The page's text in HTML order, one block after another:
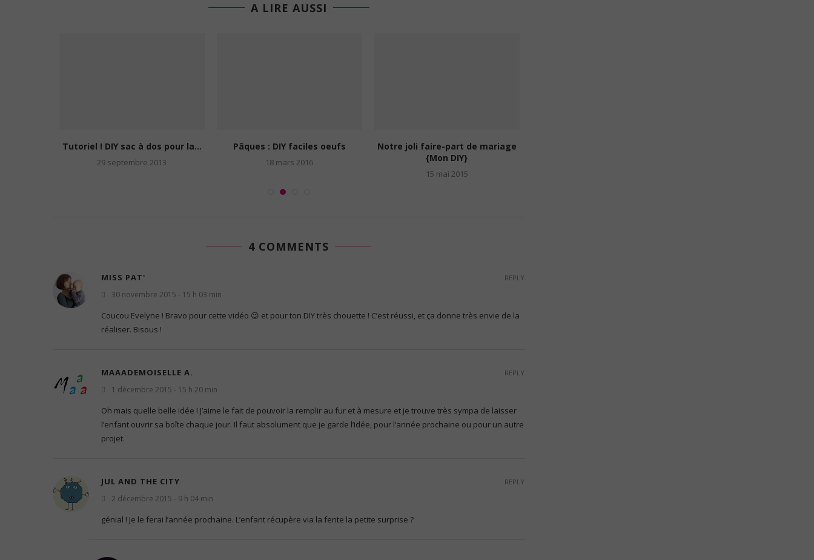
A LIRE AUSSI
Tutoriel ! DIY sac à dos pour la...
29 septembre 2013
Pâques : DIY faciles oeufs
18 mars 2016
Notre joli faire-part de mariage
{Mon DIY}
15 mai 2015
4 COMMENTS
MISS PAT'
30 novembre 2015 - 15 h 03 min
Coucou Evelyne ! Bravo pour cette vidéo 😉 et pour ton DIY très chouette ! C’est réussi, et ça donne très envie de la
réaliser. Bisous !
REPLY
MAAADEMOISELLE A.
1 décembre 2015 - 15 h 20 min
Oh mais quelle belle idée ! J’aime le fait de pouvoir la remplir au fur et à mesure et je trouve très sympa de laisser
l’enfant ouvrir sa boîte chaque jour. Il faut absolument que je garde l’idée, pour l’année prochaine ou pour un autre
projet.
REPLY
JUL AND THE CITY
2 décembre 2015 - 9 h 04 min
génial ! Je le ferai l’année prochaine. L’enfant récupère via la fente la petite surprise ?
REPLY